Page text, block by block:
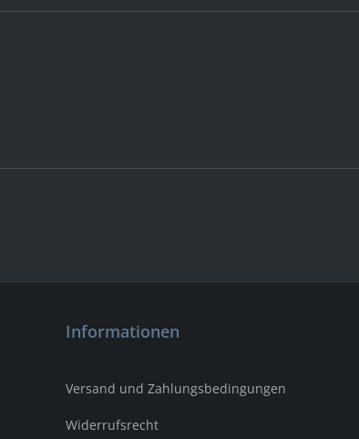
Informationen
Versand und Zahlungsbedingungen
Widerrufsrecht